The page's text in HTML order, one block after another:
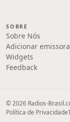
SOBRE
Sobre Nós
Adicionar emissora
Widgets
Feedback
© 2026 Radios-
Política de Privacidade